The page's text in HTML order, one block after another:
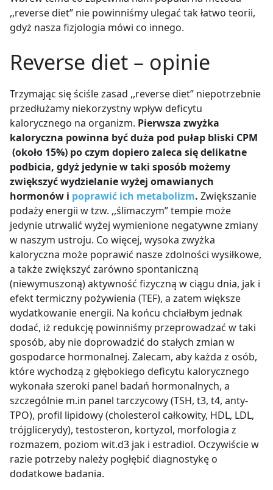
,,reverse diet” nie powinniśmy ulegać tak łatwo teorii,
gdyż nasza fizjologia mówi co innego.
Reverse diet – opinie
Trzymając się ściśle zasad ,,reverse diet” niepotrzebnie
przedłużamy niekorzystny wpływ deficytu
kalorycznego na organizm. Pierwsza zwyżka
kaloryczna powinna być duża pod pułap bliski CPM
(około 15%) po czym dopiero zaleca się delikatne
podbicia, gdyż jedynie w taki sposób możemy
zwiększyć wydzielanie wyżej omawianych
hormonów i poprawić ich metabolizm. Zwiększanie
podaży energii w tzw. ,,ślimaczym” tempie może
jedynie utrwalić wyżej wymienione negatywne zmiany
w naszym ustroju. Co więcej, wysoka zwyżka
kaloryczna może poprawić nasze zdolności wysiłkowe,
a także zwiększyć zarówno spontaniczną
(niewymuszoną) aktywność fizyczną w ciągu dnia, jak i
efekt termiczny pożywienia (TEF), a zatem większe
wydatkowanie energii. Na końcu chciałbym jednak
dodać, iż redukcję powinniśmy przeprowadzać w taki
sposób, aby nie doprowadzić do stałych zmian w
gospodarce hormonalnej. Zalecam, aby każda z osób,
które wychodzą z głębokiego deficytu kalorycznego
wykonała szeroki panel badań hormonalnych, a
szczególnie m.in panel tarczycowy (TSH, t3, t4, anty-
TPO), profil lipidowy (cholesterol całkowity, HDL, LDL,
trójglicerydy), testosteron, kortyzol, morfologia z
rozmazem, poziom wit.d3 jak i estradiol. Oczywiście w
razie potrzeby należy pogłębić diagnostykę o
dodatkowe badania.